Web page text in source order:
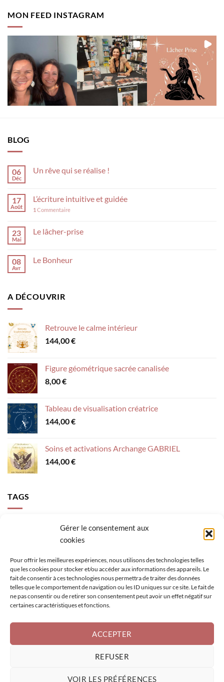
Gérer le consentement aux
cookies
Pour offrir les meilleures expériences, nous utilisons des technologies telles
que les cookies pour stocker et/ou accéder aux informations des appareils. Le
fait de consentir à ces technologies nous permettra de traiter des données
telles que le comportement de navigation ou les ID uniques sur ce site. Le fait de
ne pas consentir ou de retirer son consentement peut avoir un effet négatif sur
certaines caractéristiques et fonctions.
ACCEPTER
REFUSER
VOIR LES PRÉFÉRENCES
MON FEED INSTAGRAM
BLOG
06
Déc
Un rêve qui se réalise !
17
Août
L’écriture intuitive et guidée
1 Commentaire
23
Mai
Le lâcher-prise
08
Avr
Le Bonheur
A DÉCOUVRIR
Retrouve le calme intérieur
144,00€
Figure géométrique sacrée canalisée
8,00€
Tableau de visualisation créatrice
144,00€
Soins et activations Archange GABRIEL
144,00€
TAGS
accompagnement activer sa lumière
Archange Gabriel
canalisation
création
figure géométrique sacrée loi de l'attraction
mental
méditation enfant
méditation guidée oracle
pensées
rayonner sa lumière
retrouver son potentiel rêves
se réaliser
soins activations
sérénité tableau
être de lumière
être soi